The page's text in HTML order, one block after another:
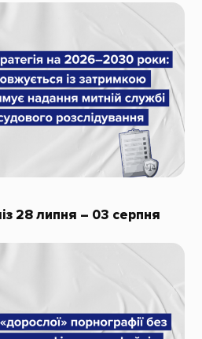
28 липня – 03 серпня